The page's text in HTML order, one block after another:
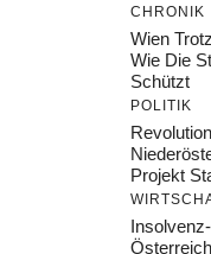
CHRONIK
Wien
Wie Die
Schützt
POLITIK
Projekt